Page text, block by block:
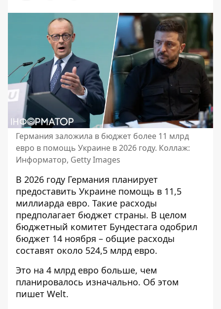
Германия заложила в бюджет более 11 млрд
евро в помощь Украине в 2026 году. Коллаж:
Информатор, Getty Images
В 2026 году Германия планирует
предоставить Украине помощь в 11,5
миллиарда евро. Такие расходы
предполагает бюджет страны. В целом
бюджетный комитет Бундестага одобрил
бюджет 14 ноября – общие расходы
составят около 524,5 млрд евро.
Это на 4 млрд евро больше, чем
планировалось изначально. Об этом
пишет Welt.